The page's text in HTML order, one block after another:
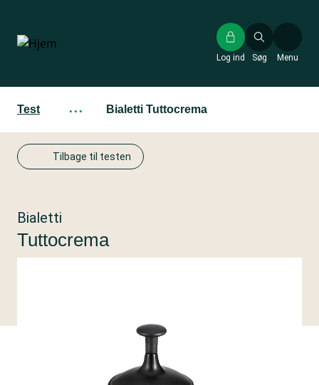
hovedindhold
Søg
Log ind Menu
Test ··· Bialetti Tuttocrema
Tilbage til testen
Bialetti
Tuttocrema